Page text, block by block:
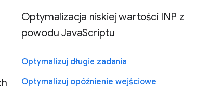
Optymalizacja niskiej wartości INP z
powodu JavaScriptu
Optymalizuj długie zadania
Optymalizuj opóźnienie wejściowe